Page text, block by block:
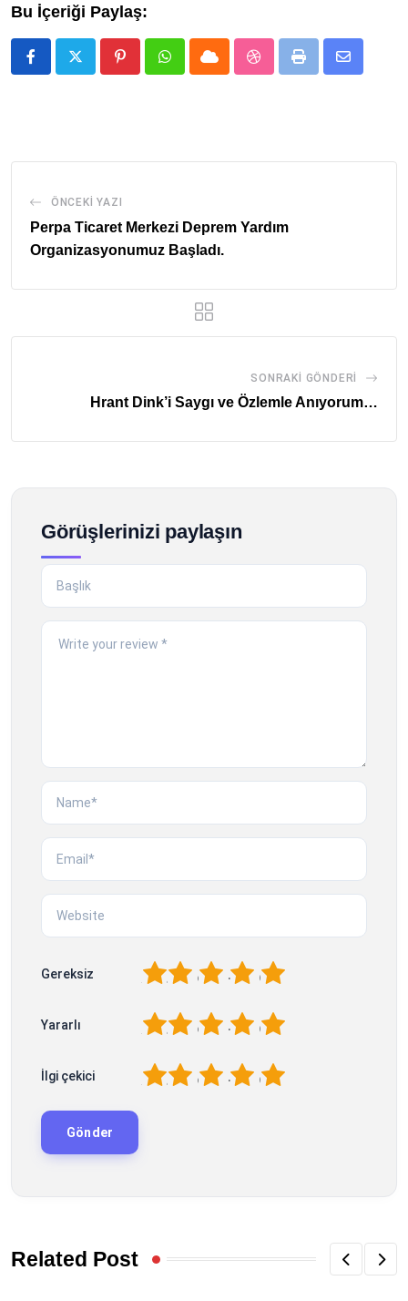
Bu İçeriği Paylaş:
PinterestWhatsappCloud StumbleUpon
Print
Share
ÖNCEKI YAZI
Perpa Ticaret Merkezi Deprem Yardım
Organizasyonumuz Başladı.
SONRAKI GÖNDERI
Hrant Dink’i Saygı ve Özlemle Anıyorum…
Görüşlerinizi paylaşın
Gereksiz 5
4
3
2
Yararlı 5
4
3
2
İlgi çekici 5
4
3
2
Related Post